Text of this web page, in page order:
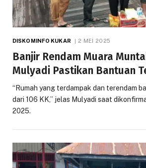
DISKOMINFO KUKAR 2 MEI 2025
Banjir Rendam Muara
Mulyadi Pastikan Bantuan
“Rumah yang terdampak dan terendam
dari 106 KK,” jelas Mulyadi saat
2025.